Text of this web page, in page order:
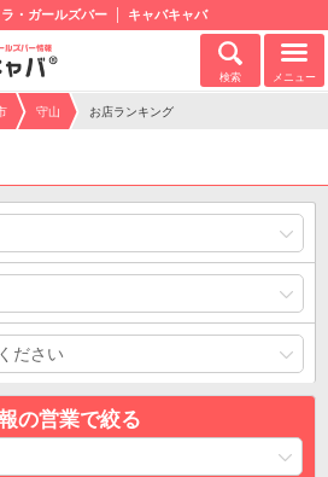
・ガールズバー キャバキャバ
検索 メニュー
守山 お店ランキング
の営業で絞る